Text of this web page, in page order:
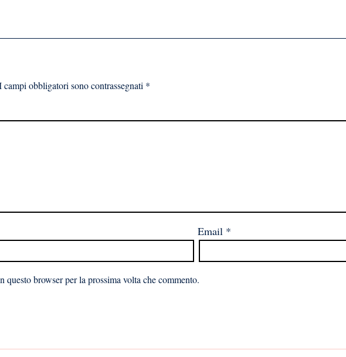
campi obbligatori sono contrassegnati *
Email *
browser per la prossima volta che commento.